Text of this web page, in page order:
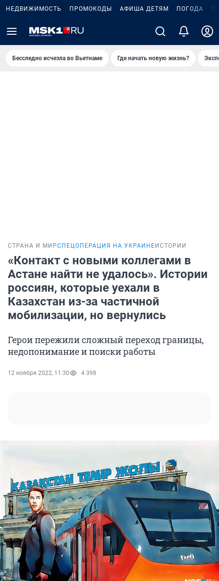
НЕДВИЖИМОСТЬ ПРОМОКОДЫ АФИША ДЕТЯМ ПОГОДА
Бесследно исчезла во Вьетнаме Где начать новую жизнь?
СТРАНА И МИРСПЕЦОПЕРАЦИЯ НА УКРАИНЕ ИСТОРИИ
«Контакт с новыми коллегами в
Астане найти не удалось». Истории
россиян, которые уехали в
Казахстан из-за частичной
мобилизации, но вернулись
Герои пережили сложный переход границы,
недопонимание и поиски работы
12 ноября 2022, 11:30 4 398